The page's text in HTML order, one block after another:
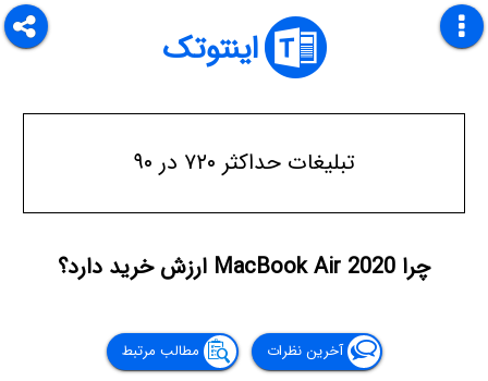
اینتوتک
تبلیغات حداکثر ۷۲۰ در ۹۰
چرا MacBook Air 2020 ارزش خرید دارد؟
آخرین نظرات مطالب مرتبط